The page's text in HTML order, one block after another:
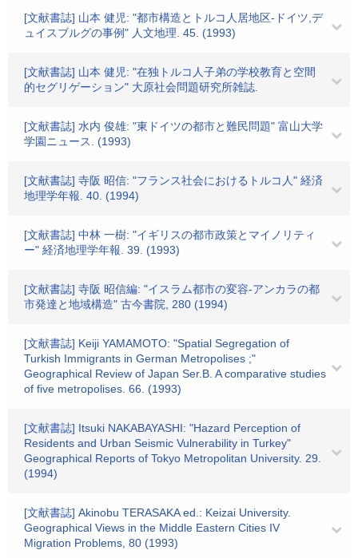
[文献書誌] 山本 健児: "都市構造とトルコ人居地区-ドイツ,デ
ュイスブルグの事例" 人文地理. 45. (1993)
[文献書誌] 山本 健児: "在独トルコ人子弟の学校教育と空間
的セグリゲーション" 大原社会問題研究所雑誌.
[文献書誌] 水内 俊雄: "東ドイツの都市と難民問題" 富山大学
学園ニュース. (1993)
[文献書誌] 寺阪 昭信: "フランス社会におけるトルコ人" 経済
地理学年報. 40. (1994)
[文献書誌] 中林 一樹: "イギリスの都市政策とマイノリティ
ー" 経済地理学年報. 39. (1993)
[文献書誌] 寺阪 昭信編: "イスラム都市の変容-アンカラの都
市発達と地域構造" 古今書院, 280 (1994)
[文献書誌] Keiji YAMAMOTO: "Spatial Segregation of
Turkish Immigrants in German Metropolises ;"
Geographical Review of Japan Ser.B. A comparative studies
of five metropolises. 66. (1993)
[文献書誌] Itsuki NAKABAYASHI: "Hazard Perception of
Residents and Urban Seismic Vulnerability in Turkey"
Geographical Reports of Tokyo Metropolitan University. 29.
(1994)
[文献書誌] Akinobu TERASAKA ed.: Keizai University.
Geographical Views in the Middle Eastern Cities IV
Migration Problems, 80 (1993)